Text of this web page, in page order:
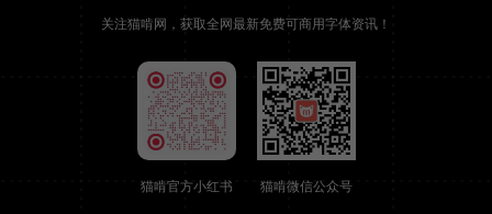
关注猫啃网，获取全网最新免费可商用字体资讯！
猫啃官方小红书 猫啃微信公众号